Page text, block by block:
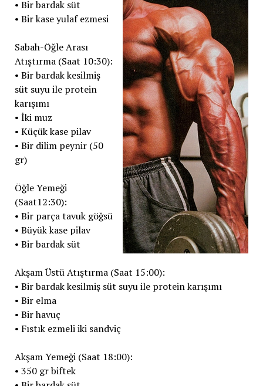
• Bir bardak süt
• Bir kase yulaf ezmesi
Sabah-Öğle Arası
Atıştırma (Saat 10:30):
• Bir bardak kesilmiş
süt suyu ile protein
karışımı
• İki muz
• Küçük kase pilav
• Bir dilim peynir (50
gr)
Öğle Yemeği
(Saat12:30):
• Bir parça tavuk göğsü
• Büyük kase pilav
• Bir bardak süt
Akşam Üstü Atıştırma (Saat 15:00):
• Bir bardak kesilmiş süt suyu ile protein karışımı
• Bir elma
• Bir havuç
• Fıstık ezmeli iki sandviç
Akşam Yemeği (Saat 18:00):
• 350 gr biftek